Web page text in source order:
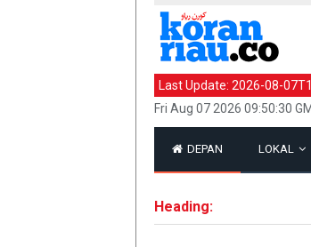
Last Update: 2026-08-
Fri Aug 07 2026 09:50:30
DEPAN LOKAL
Heading: